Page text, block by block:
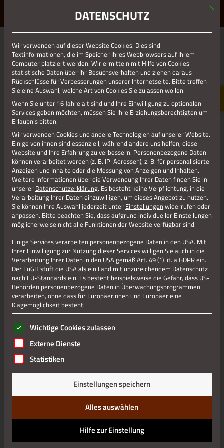
ERLEBE STOLBERG.ERLEBE DICH.
Datenschutz
Impressum
Mit
DATENSCHUTZ
Wir verwenden auf dieser Website Cookies. Dies sind
Textinformationen, die im Speicher Ihres Webbrowsers auf Ihrem
Computer platziert werden. Wir ermitteln mit Hilfe von Cookies
statistische Daten über Ihr Besuchsverhalten und ziehen daraus
Rückschlüsse für Verbesserungen unserer Internetseite. Bitte treffen
Sie eine Auswahl, welche Art von Cookies Sie zulassen wollen.
Wenn Sie unter 16 Jahre alt sind und Ihre Einwilligung zu optionalen
Services geben möchten, müssen Sie Ihre Erziehungsberechtigten um
Erlaubnis bitten.
Wir verwenden Cookies und andere Technologien auf unserer Website.
Einige von ihnen sind essenziell, während andere uns helfen, diese
Website und Ihre Erfahrung zu verbessern. Personenbezogene Daten
können verarbeitet werden (z. B. IP-Adressen), z. B. für personalisierte
Anzeigen und Inhalte oder die Messung von Anzeigen und Inhalten.
Weitere Informationen über die Verwendung Ihrer Daten finden Sie in
unserer Datenschutzerklärung. Es besteht keine Verpflichtung, in die
Verarbeitung Ihrer Daten einzuwilligen, um dieses Angebot zu nutzen.
Sie können Ihre Auswahl jederzeit unter Einstellungen widerrufen oder
anpassen. Bitte beachten Sie, dass aufgrund individueller Einstellungen
möglicherweise nicht alle Funktionen der Website verfügbar sind.
Einige Services verarbeiten personenbezogene Daten in den USA. Mit
Ihrer Einwilligung zur Nutzung dieser Services willigen Sie auch in die
Verarbeitung Ihrer Daten in den USA gemäß Art. 49 (1) lit. a GDPR ein.
Der EuGH stuft die USA als ein Land mit unzureichendem Datenschutz
nach EU-Standards ein. Es besteht beispielsweise die Gefahr, dass US-
Behörden personenbezogene Daten in Überwachungsprogrammen
verarbeiten, ohne dass für Europäerinnen und Europäer eine
Klagemöglichkeit besteht.
Es folgt eine Liste der Service-Gruppen, für die eine
Wichtige Cookies zulassen
Externe Dienste
Statistiken
Einstellungen speichern
Alles auswählen
Hilfe zur Einstellung